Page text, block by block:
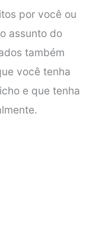
por você ou
assunto do
também
você tenha
e que tenha